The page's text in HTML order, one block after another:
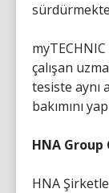
çalışan
tesiste aynı
bakımını
HNA Group
HNA